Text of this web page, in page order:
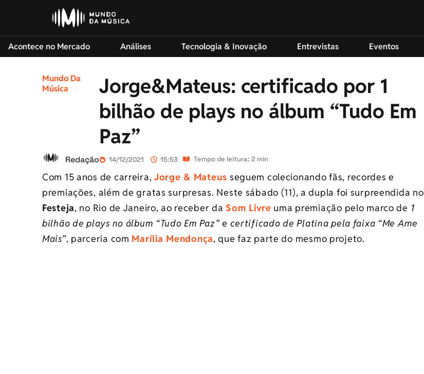
Acontece no Mercado Análises Tecnologia & Inovação Entrevistas Eventos
Mundo Da
Música
Jorge&Mateus: certificado por 1
bilhão de plays no álbum “Tudo Em
Paz”
Redação 14/12/2021 15:53 Tempo de leitura: 2 min
Com 15 anos de carreira, Jorge & Mateus seguem colecionando fãs, recordes e
premiações, além de gratas surpresas. Neste sábado (11), a dupla foi surpreendida no
Festeja, no Rio de Janeiro, ao receber da Som Livre uma premiação pelo marco de 1
bilhão de plays no álbum “Tudo Em Paz”e certificado de Platina pela faixa “Me Ame
Mais”, parceria com Marília Mendonça, que faz parte do mesmo projeto.